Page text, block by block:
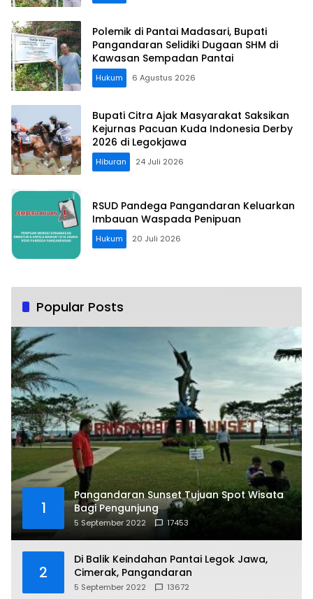
Polemik di Pantai Madasari, Bupati
Pangandaran Selidiki Dugaan SHM di
Kawasan Sempadan Pantai
Hukum 6 Agustus 2026
Bupati Citra Ajak Masyarakat Saksikan
Kejurnas Pacuan Kuda Indonesia Derby
2026 di Legokjawa
Hiburan 24 Juli 2026
RSUD Pandega Pangandaran Keluarkan
Imbauan Waspada Penipuan
Hukum 20 Juli 2026
Popular Posts
1
Pangandaran Sunset Tujuan Spot Wisata
Bagi Pengunjung
5 September 2022 17453
2
Di Balik Keindahan Pantai Legok Jawa,
Cimerak, Pangandaran
5 September 2022 13672